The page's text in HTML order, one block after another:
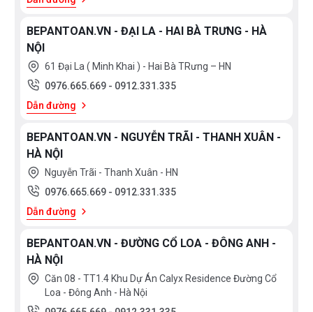
BEPANTOAN.VN - ĐẠI LA - HAI BÀ TRƯNG - HÀ
NỘI
61 Đại La ( Minh Khai ) - Hai Bà TRưng – HN
0976.665.669 - 0912.331.335
Dẫn đường
BEPANTOAN.VN - NGUYỄN TRÃI - THANH XUÂN -
HÀ NỘI
Nguyễn Trãi - Thanh Xuân - HN
0976.665.669 - 0912.331.335
Dẫn đường
BEPANTOAN.VN - ĐƯỜNG CỔ LOA - ĐÔNG ANH -
HÀ NỘI
Căn 08 - TT1.4 Khu Dự Án Calyx Residence Đường Cổ
Loa - Đông Anh - Hà Nội